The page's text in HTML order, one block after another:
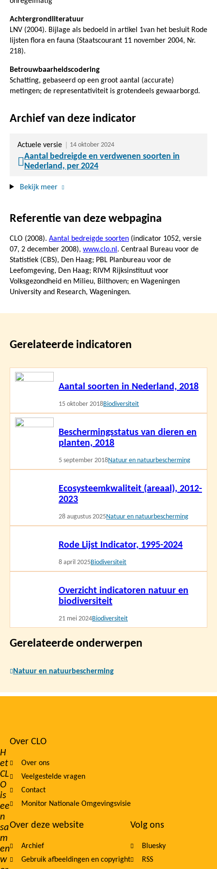
Achtergrondliteratuur
LNV (2004). Bijlage als bedoeld in artikel 1van het besluit Rode
lijsten flora en fauna (Staatscourant 11 november 2004, Nr.
218).
Betrouwbaarheidscodering
Schatting, gebaseerd op een groot aantal (accurate)
metingen; de representativiteit is grotendeels gewaarborgd.
Archief van deze indicator
Actuele versie 14 oktober 2024
Aantal bedreigde en verdwenen soorten in
Nederland, per 2024
Bekijk meer
Referentie van deze webpagina
CLO (2008). Aantal bedreigde soorten (indicator 1052, versie
07, 2 december 2008), www.clo.nl . Centraal Bureau voor de
Statistiek (CBS), Den Haag; PBL Planbureau voor de
Leefomgeving, Den Haag; RIVM Rijksinstituut voor
Volksgezondheid en Milieu, Bilthoven; en Wageningen
University and Research, Wageningen.
Gerelateerde indicatoren
Aantal soorten in Nederland, 2018
15 oktober 2018Biodiversiteit
Lees
Beschermingsstatus van dieren en
planten, 2018
5 september 2018Natuur en natuurbescherming
Lees
Ecosysteemkwaliteit (areaal), 2012-
2023
28 augustus 2025Natuur en natuurbescherming
Rode Lijst Indicator, 1995-2024
8 april 2025Biodiversiteit
Overzicht indicatoren natuur en
biodiversiteit
21 mei 2024Biodiversiteit
Gerelateerde onderwerpen
Natuur en natuurbescherming
H
et
CL
O
is
ee
n
sa
m
en
w
Footer
navigation
Over CLO
Over ons
Veelgestelde vragen
Contact
Monitor Nationale Omgevingsvisie
Over deze website
Archief
Gebruik afbeeldingen en copyright
Volg ons
Bluesky
RSS